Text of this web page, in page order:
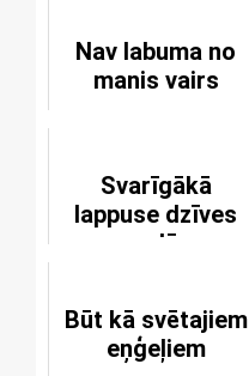
Nav labuma no
manis vairs
Svarīgākā
lappuse dzīves
ceļā
Būt kā svētajiem
eņģeļiem